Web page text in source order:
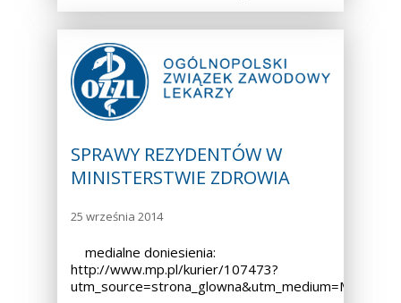
SPRAWY REZYDENTÓW W
MINISTERSTWIE ZDROWIA
25 września 2014
medialne doniesienia:
http://www.mp.pl/kurier/107473?